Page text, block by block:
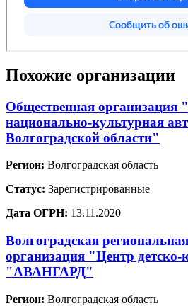
Похожие организации
Общественная организация
национально-культурная
Волгоградской области"
Регион: Волгоградская область
Статус: Зарегистрированные
Дата ОГРН: 13.11.2020
Волгоградская
организация "Центр
"АВАНГАРД"
Регион: Волгоградская область